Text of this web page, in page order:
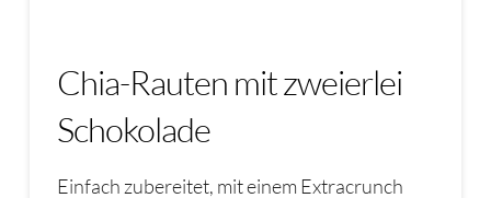
Chia-Rauten mit zweierlei
Schokolade
Einfach zubereitet, mit einem Extracrunch